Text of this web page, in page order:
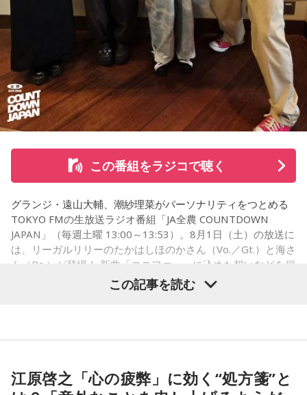
ほのか：はい。私は「自分自身を分かってみたい」という気
持ちで作品を作っていて、もしかしたら皆さんも何かを作る
ときって、自分自身を分かってみたいから作るんじゃないか
なと思って、そういう曲を作りました。
遠山：海ちゃんはどうですか？
海：アニメでは、マンガ大好きな女の子が、同人誌とかを売
て、そこから自分で描き始めるんですけど、それが私自身の
音楽体験とすごくつながっていて。
「あ、自分もバンドできるんだ」みたいな、そういうときの
ワクワク感のようなものが、いろんな不安や葛藤を飛び越え
ちゃうみたいな、そういうバイタリティのある曲だなと思い
ます。歌詞は自分と向き合っている部分も結構あるんですけ
ど、音像がかなり爽やかなので、そういうものを飛び越えて
いくような“若さ”をすごく感じました。
----------------------------------------------------
この日の放送をradikoタイムフリーで聴く
パーソナリティの山下葉留花
山下：しかも、今回のライブの演出がすごく良かったじゃ
ん？
松尾：はい。
山下：そのなかでも、一人ひとりが光っているのは当然なん
だけど、みんなで通じ合っている感じがすごくした。
松尾：うれしいです、ありがとうございます！
パーソナリティの山下葉留花と松尾桜
----------------------------------------------------
この番組をラジコで聴く
グランジ・遠山大輔、潮紗理菜がパーソナリティをつとめる
TOKYO FMの生放送ラジオ番組「JA全農 COUNTDOWN
JAPAN」（毎週土曜 13:00～13:53）。8月1日（土）の放送に
は、リーガルリリーのたかはしほのかさん（Vo.／Gt.）と海さ
ん（Ba.）が登場！ 新曲「コニファー」に込めた想いなどを伺
この記事を読む
江原啓之「心の疲弊」に効く“処方箋”と